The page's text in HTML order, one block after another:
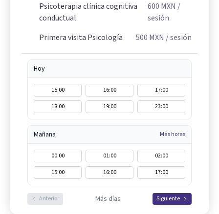
Psicoterapia clínica cognitiva
conductual
600 MXN /
sesión
Primera visita Psicología
500 MXN / sesión
Hoy
15:00 16:00
17:00
18:00
19:00 23:00
Mañana Más horas
00:00 01:00
02:00
15:00
16:00 17:00
Anterior Más días Siguiente